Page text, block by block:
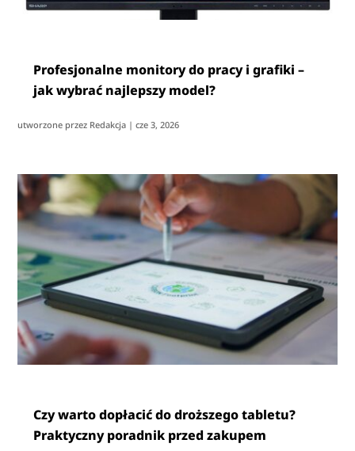
Profesjonalne monitory do pracy i grafiki –
jak wybrać najlepszy model?
utworzone przez Redakcja |cze 3, 2026
Czy warto dopłacić do droższego tabletu?
Praktyczny poradnik przed zakupem